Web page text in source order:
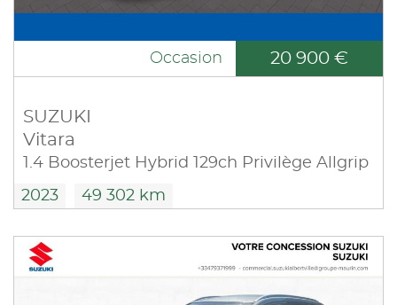
Occasion 20 900 €
SUZUKI
Vitara
1.4 Boosterjet Hybrid 129ch Privilège Allgrip
2023 49 302 km